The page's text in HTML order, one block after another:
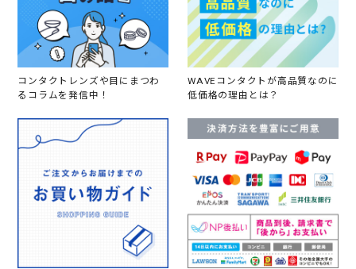
コンタクトレンズや目にまつわ
るコラムを発信中！
WAVEコンタクトが高品質なのに
低価格の理由とは？